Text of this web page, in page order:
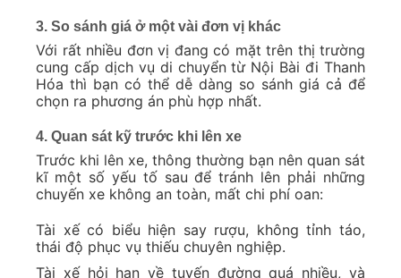
3. So sánh giá ở một vài đơn vị khác
Với rất nhiều đơn vị đang có mặt trên thị trường
cung cấp dịch vụ di chuyển từ Nội Bài đi Thanh
Hóa thì bạn có thể dễ dàng so sánh giá cả để
chọn ra phương án phù hợp nhất.
4. Quan sát kỹ trước khi lên xe
Trước khi lên xe, thông thường bạn nên quan sát
kĩ một số yếu tố sau để tránh lên phải những
chuyến xe không an toàn, mất chi phí oan:
Tài xế có biểu hiện say rượu, không tỉnh táo,
thái độ phục vụ thiếu chuyên nghiệp.
Tài xế hỏi han về tuyến đường quá nhiều, và